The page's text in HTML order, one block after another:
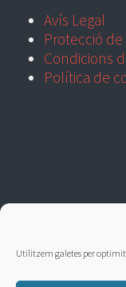
Utilitzem galetes per
Avís Legal
Protecció
Condicions
Política de